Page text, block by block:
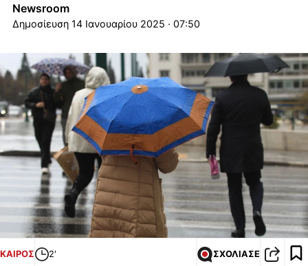
Newsroom
14 Ιανουαρίου 2025 · 07:50
ΚΑΙΡΟΣ 2' ΣΧΟΛΙΑΣΕ